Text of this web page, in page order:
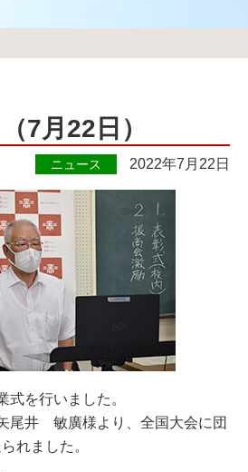
7月22日）
ニュース 2022年7月22日
を行いました。
尾井 敏廣様より、全国大会に団
れました。